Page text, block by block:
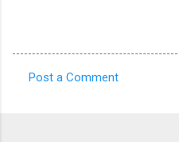
Post a Comment